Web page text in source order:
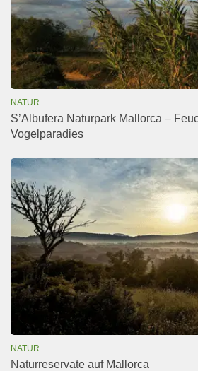
NATUR
S’Albufera Naturpark Mallorca –
Vogelparadies
NATUR
Naturreservate auf Mallorca